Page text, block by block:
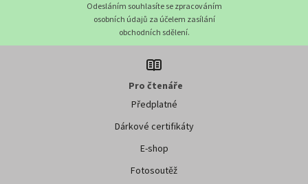
Odesláním souhlasíte se zpracováním
osobních údajů za účelem zasílání
obchodních sdělení.
Pro čtenáře
Předplatné
Dárkové certifikáty
E-shop
Fotosoutěž